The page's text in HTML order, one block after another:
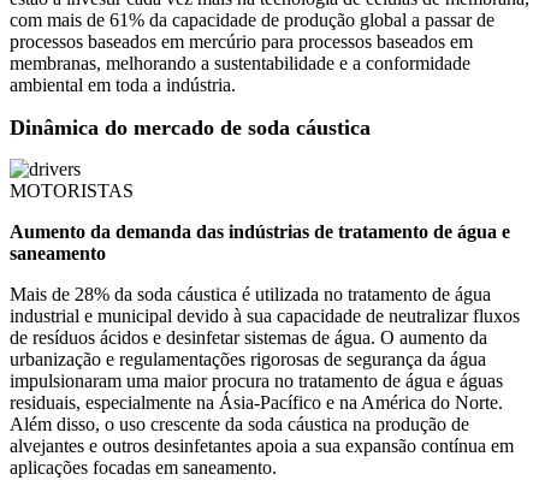
com mais de 61% da capacidade de produção global a passar de
processos baseados em mercúrio para processos baseados em
membranas, melhorando a sustentabilidade e a conformidade
ambiental em toda a indústria.
Dinâmica do mercado de soda cáustica
MOTORISTAS
Aumento da demanda das indústrias de tratamento de água e
saneamento
Mais de 28% da soda cáustica é utilizada no tratamento de água
industrial e municipal devido à sua capacidade de neutralizar fluxos
de resíduos ácidos e desinfetar sistemas de água. O aumento da
urbanização e regulamentações rigorosas de segurança da água
impulsionaram uma maior procura no tratamento de água e águas
residuais, especialmente na Ásia-Pacífico e na América do Norte.
Além disso, o uso crescente da soda cáustica na produção de
alvejantes e outros desinfetantes apoia a sua expansão contínua em
aplicações focadas em saneamento.